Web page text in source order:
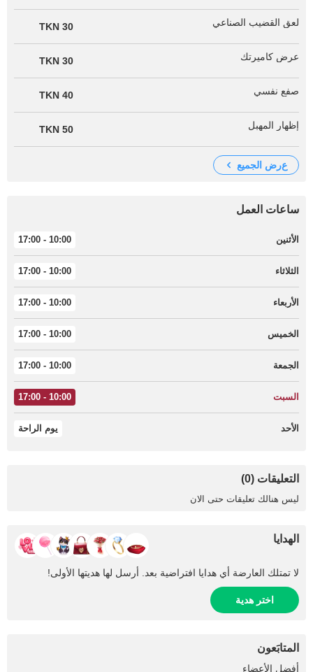
لعق القضيب الصناعي 30 TKN
عرض كاميرتك 30 TKN
صفع نفسي 40 TKN
إظهار المهبل 50 TKN
عرض الجميع
ساعات العمل
الأثنين 10:00 - 17:00
الثلاثاء 10:00 - 17:00
الأربعاء 10:00 - 17:00
الخميس 10:00 - 17:00
الجمعة 10:00 - 17:00
السبت 10:00 - 17:00
الأحد يوم الراحة
التعليقات (0)
ليس هنالك تعليقات حتى الان
الهدايا
لا تمتلك العارضة أي هدايا افتراضية بعد. أرسل لها هديتها الأولى!
اختر هدية
المتابَعون
أفضل الأعضاء